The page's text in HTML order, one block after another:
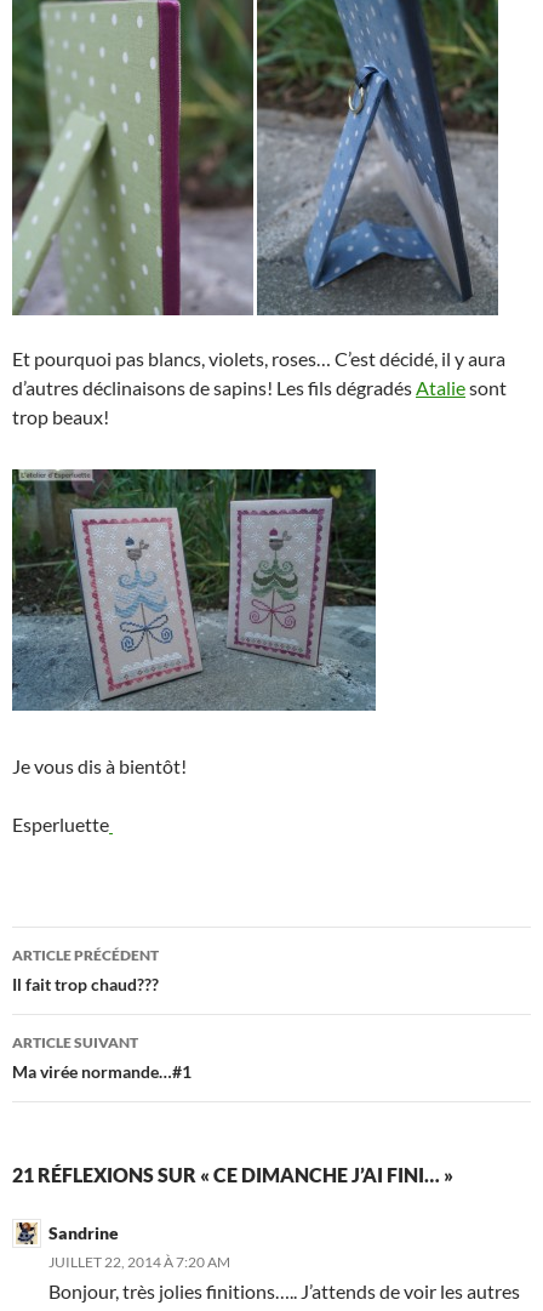
Et pourquoi pas blancs, violets, roses… C’est décidé, il y aura
d’autres déclinaisons de sapins! Les fils dégradés Ataliesont
trop beaux!
Je vous dis à bientôt!
Esperluette
Navigation
des
articles
ARTICLE PRÉCÉDENT
Il fait trop chaud???
ARTICLE SUIVANT
Ma virée normande…#1
21 RÉFLEXIONS SUR « CE DIMANCHE J’AI FINI… »
Sandrine
JUILLET 22, 2014 À 7:20 AM
Bonjour, très jolies finitions….. J’attends de voir les autres